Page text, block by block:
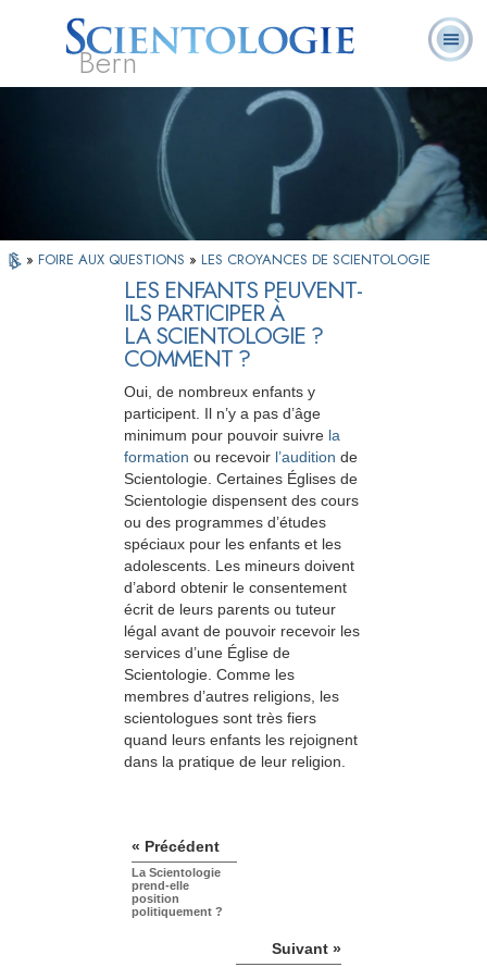
Bern
Qu’est-ce que la
Scientologie ?
Ministres
volontaires
Foire aux
questions
» FOIRE AUX QUESTIONS » LES CROYANCES DE SCIENTOLOGIE
LES ENFANTS PEUVENT-
ILS PARTICIPER À
LA SCIENTOLOGIE ?
COMMENT ?
Oui, de nombreux enfants y
participent. Il n’y a pas d’âge
minimum pour pouvoir suivre la
formation ou recevoir l’audition de
Scientologie. Certaines Églises de
Scientologie dispensent des cours
ou des programmes d’études
spéciaux pour les enfants et les
adolescents. Les mineurs doivent
d’abord obtenir le consentement
écrit de leurs parents ou tuteur
légal avant de pouvoir recevoir les
services d’une Église de
Scientologie. Comme les
membres d’autres religions, les
scientologues sont très fiers
quand leurs enfants les rejoignent
dans la pratique de leur religion.
« Précédent
La Scientologie
prend-elle
position
politiquement ?
Suivant »